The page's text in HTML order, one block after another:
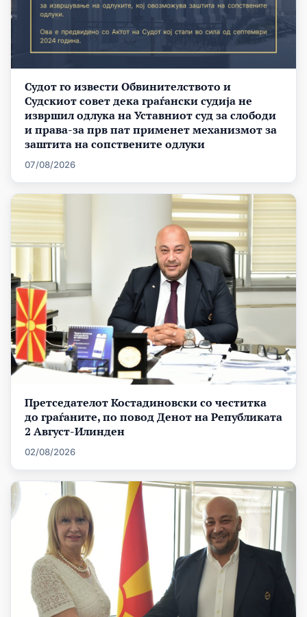
Судот го извести Обвинителството и
Судскиот совет дека граѓански судија не
извршил одлука на Уставниот суд за слободи
и права-за прв пат применет механизмот за
заштита на сопствените одлуки
07/08/2026
Претседателот Костадиновски со честитка
до граѓаните, по повод Денот на Републиката
2 Август-Илинден
02/08/2026